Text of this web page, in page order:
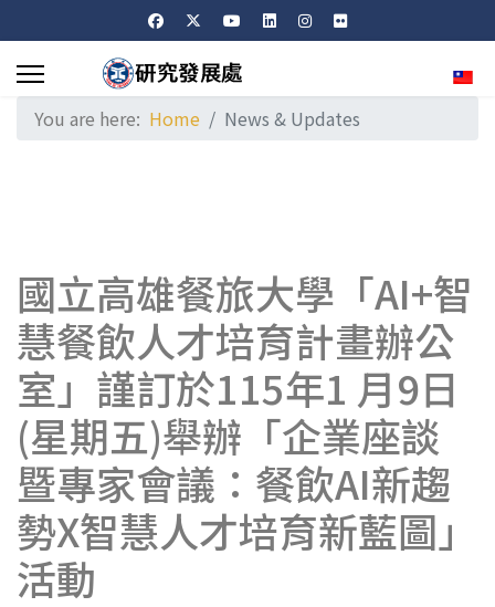
You are here: Home News & Updates
國立高雄餐旅大學「AI+智
慧餐飲人才培育計畫辦公
室」謹訂於115年1 月9日
(星期五)舉辦「企業座談
暨專家會議：餐飲AI新趨
勢X智慧人才培育新藍圖」
活動